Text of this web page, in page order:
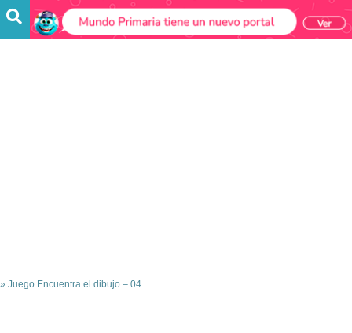
Juego Encuentra el dibujo – 04